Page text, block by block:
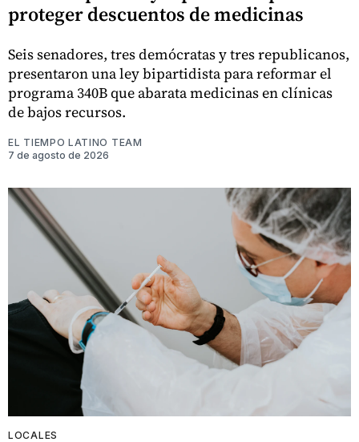
proteger descuentos de medicinas
Seis senadores, tres demócratas y tres republicanos,
presentaron una ley bipartidista para reformar el
programa 340B que abarata medicinas en clínicas
de bajos recursos.
EL TIEMPO LATINO TEAM
7 de agosto de 2026
LOCALES